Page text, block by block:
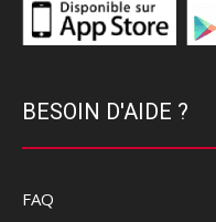
BESOIN D'AIDE ?
FAQ